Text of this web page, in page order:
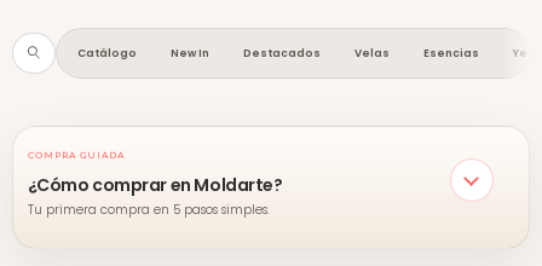
Catálogo New In Destacados Velas Esencias Yeso
COMPRA GUIADA
¿Cómo comprar en Moldarte?
Tu primera compra en 5 pasos simples.